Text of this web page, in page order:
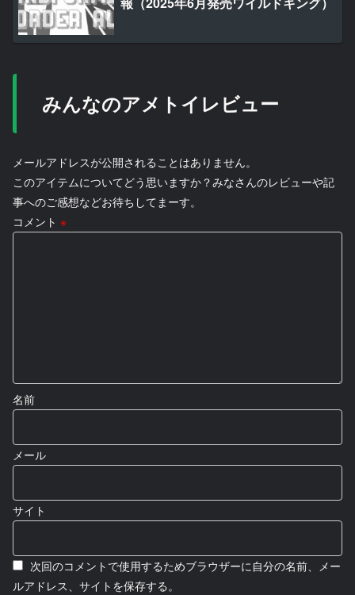
みんなのアメトイレビュー
メールアドレスが公開されることはありません。
このアイテムについてどう思いますか？みなさんのレビューや記
事へのご感想などお待ちしてまーす。
コメント ※
名前
メール
サイト
次回のコメントで使用するためブラウザーに自分の名前、メー
ルアドレス、サイトを保存する。